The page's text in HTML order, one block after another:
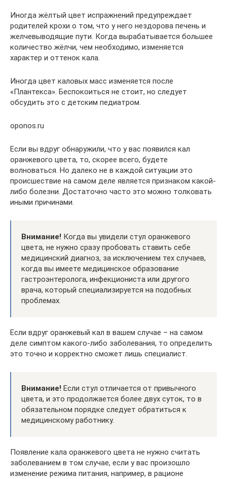
Иногда жёлтый цвет испражнений предупреждает
родителей крохи о том, что у него нездорова печень и
желчевыводящие пути. Когда вырабатывается большее
количество жёлчи, чем необходимо, изменяется
характер и оттенок кала.
Иногда цвет каловых масс изменяется после
«Плантекса». Беспокоиться не стоит, но следует
обсудить это с детским педиатром.
oponos.ru
Если вы вдруг обнаружили, что у вас появился кал
оранжевого цвета, то, скорее всего, будете
волноваться. Но далеко не в каждой ситуации это
происшествие на самом деле является признаком какой-
либо болезни. Достаточно часто это можно толковать
иными причинами.
Внимание! Когда вы увидели стул оранжевого
цвета, не нужно сразу пробовать ставить себе
медицинский диагноз, за исключением тех случаев,
когда вы имеете медицинское образование
гастроэнтеролога, инфекциониста или другого
врача, который специализируется на подобных
проблемах.
Если вдруг оранжевый кал в вашем случае – на самом
деле симптом какого-либо заболевания, то определить
это точно и корректно сможет лишь специалист.
Внимание! Если стул отличается от привычного
цвета, и это продолжается более двух суток, то в
обязательном порядке следует обратиться к
медицинскому работнику.
Появление кала оранжевого цвета не нужно считать
заболеванием в том случае, если у вас произошло
изменение режима питания, например, в рационе